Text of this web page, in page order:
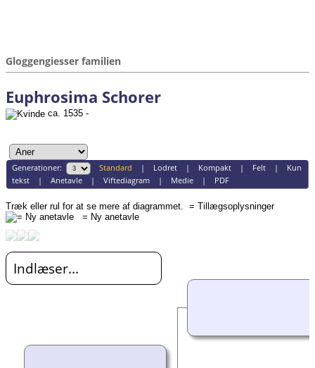
Gloggengiesser familien
Euphrosima Schorer
ca. 1535 -
Generationer: Standard | Lodret| Kompakt| Felt| Kun
tekst| Anetavle| Viftediagram| Medie| PDF
Træk eller rul for at se mere af diagrammet.
= Tillægsoplysninger
= Ny anetavle
Indlæser...